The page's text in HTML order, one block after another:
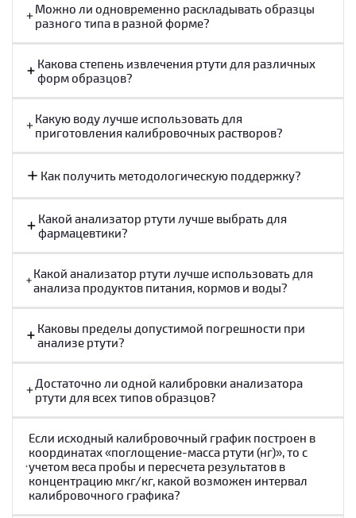
Значительно сокращает время выполнения анализов и повышает
производительность вашей лаборатории.
Высокая чувствительность и широкий динамический
диапазон.
0,0003 до 30 000 нг в зависимости от комплектации.
Низкие эксплуатационные расходы.
Можно ли одновременно раскладывать образцы
разного типа в разной форме?
Какова степень извлечения ртути для различных
форм образцов?
Какую воду лучше использовать для
приготовления калибровочных растворов?
Как получить методологическую поддержку?
Какой анализатор ртути лучше выбрать для
фармацевтики?
Какой анализатор ртути лучше использовать для
анализа продуктов питания, кормов и воды?
Каковы пределы допустимой погрешности при
анализе ртути?
Достаточно ли одной калибровки анализатора
ртути для всех типов образцов?
Если исходный калибровочный график построен в
координатах «поглощение-масса ртути (нг)», то с
учетом веса пробы и пересчета результатов в
концентрацию мкг/кг, какой возможен интервал
калибровочного графика?